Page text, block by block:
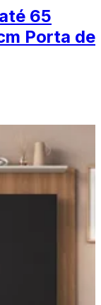
65
Porta de